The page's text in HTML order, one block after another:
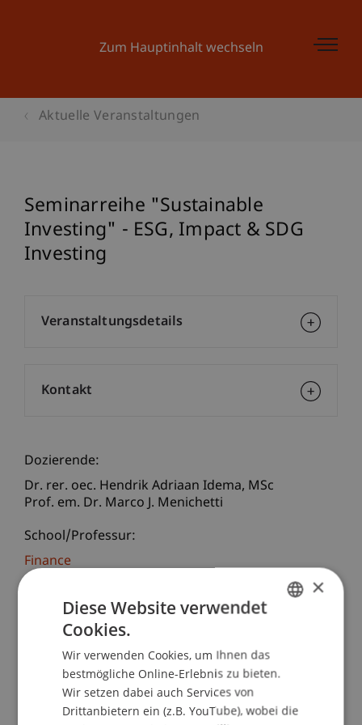
Zum Hauptinhalt wechseln
Aktuelle Veranstaltungen
Seminarreihe "Sustainable
Investing" - ESG, Impact & SDG
Investing
Dozierende:
Dr. rer. oec. Hendrik Adriaan Idema MSc
Prof. em. Dr. Marco J. Menichetti
School/Professur:
Finance
Das Seminar gibt zunächst einen Überblick über
die Entwicklung von Aspekten der Nachhaltigkeit
in der Finanzwirtschaft. Wir geben zunächst einen
Überblick über die historische Entwicklung und
starten bei "Corporate Social Responsibility"
(CSR), gehen über zu "Environmental, Social and
Veranstaltungsdetails
Kontakt
×
Diese Website verwendet
Cookies.
Wir verwenden Cookies, um Ihnen das
bestmögliche Online-Erlebnis zu bieten.
Wir setzen dabei auch Services von
Drittanbietern ein (z.B. YouTube), wobei die